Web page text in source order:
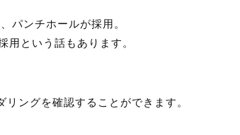
ンチホールが採用。
という話もあります。
ングを確認することができます。